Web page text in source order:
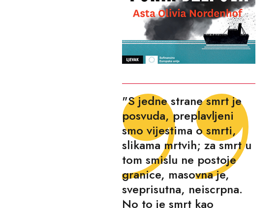
"S jedne strane smrt je
posvuda, preplavljeni
smo vijestima o smrti,
slikama mrtvih; za smrt u
tom smislu ne postoje
granice, masovna je,
sveprisutna, neiscrpna.
No to je smrt kao